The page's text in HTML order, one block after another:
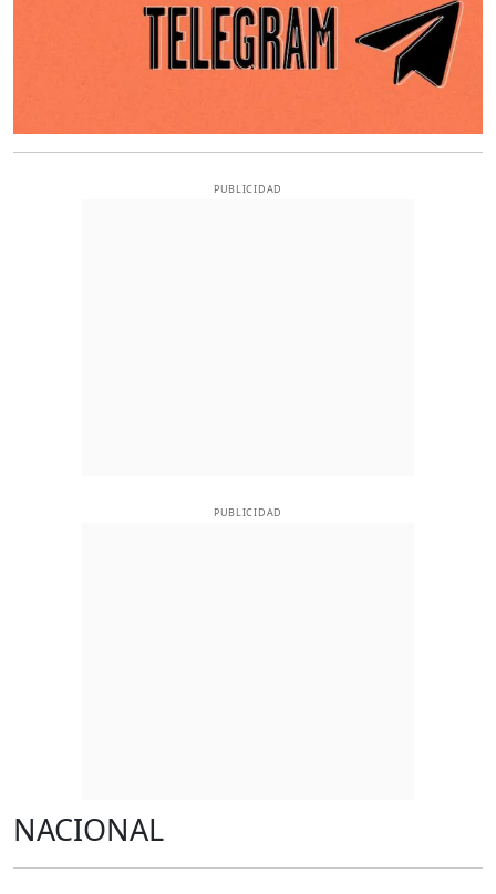
PUBLICIDAD
PUBLICIDAD
NACIONAL